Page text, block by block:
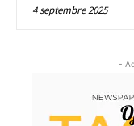
4 septembre 2025
-